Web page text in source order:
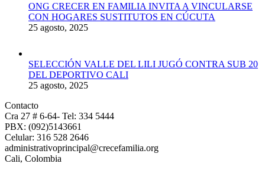
ONG CRECER EN FAMILIA INVITA A VINCULARSE
CON HOGARES SUSTITUTOS EN CÚCUTA
25 agosto, 2025
SELECCIÓN VALLE DEL LILI JUGÓ CONTRA SUB 20
DEL DEPORTIVO CALI
25 agosto, 2025
Contacto
Cra 27 # 6-64- Tel: 334 5444
PBX: (092)5143661
Celular: 316 528 2646
administrativoprincipal@crecefamilia.org
Cali, Colombia